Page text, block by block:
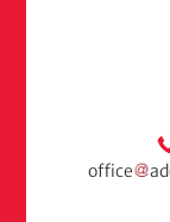
office